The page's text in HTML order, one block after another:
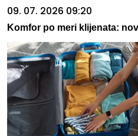
09. 07. 2026 09:20
Komfor po meri klijenata: